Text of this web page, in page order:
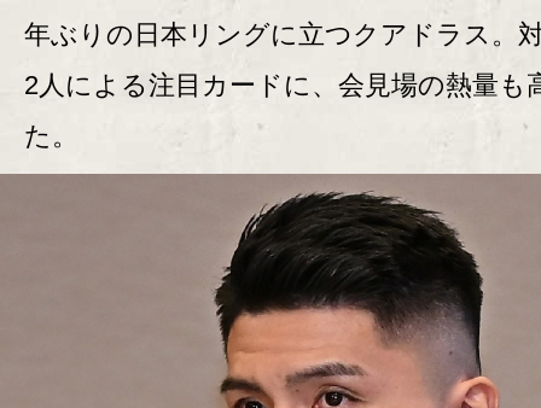
年ぶりの日本リングに立つクアドラス。
2人による注目カードに、会見場の熱量も
た。